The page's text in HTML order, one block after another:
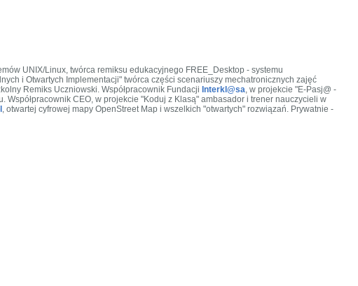
UNIX/Linux, twórca remiksu edukacyjnego FREE_Desktop - systemu
i Otwartych Implementacji" twórca części scenariuszy mechatronicznych zajęć
Remiks Uczniowski. Współpracownik Fundacji Interkl@sa, w projekcie "E-Pasj@ -
CEO, w projekcie "Koduj z Klasą" ambasador i trener nauczycieli w
, otwartej cyfrowej mapy OpenStreet Map i wszelkich "otwartych" rozwiązań. Prywatnie -